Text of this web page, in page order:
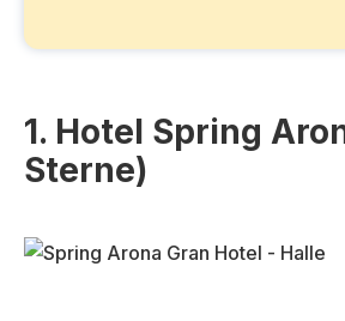
1. Hotel Spring
Sterne)